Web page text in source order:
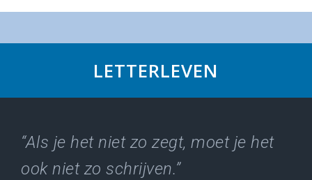
LETTERLEVEN
“Als je het niet zo zegt, moet je het
ook niet zo schrijven.”